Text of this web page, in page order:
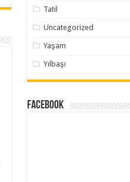
Tatil
Uncategorized
Yaşam
Yılbaşı
Facebook